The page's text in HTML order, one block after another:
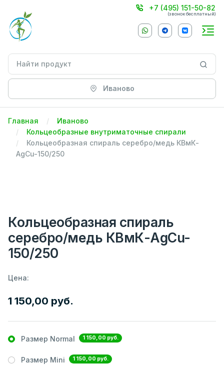
+7 (495) 151-50-82
(звонок бесплатный)
Иваново
Главная
Иваново
Кольцеобразные внутриматочные спирали
Кольцеобразная спираль серебро/медь КВмК-
AgCu-150/250
Кольцеобразная спираль
серебро/медь КВмК-AgCu-
150/250
Цена:
1 150,00 руб.
Размер Normal 1 150,00 руб.
Размер Mini 1 150,00 руб.